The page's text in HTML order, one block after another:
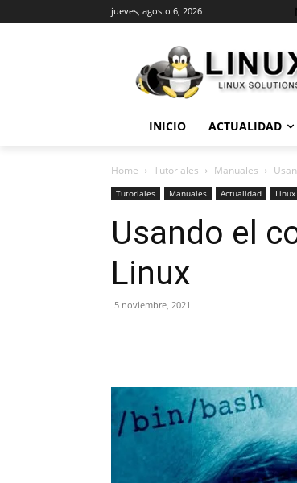
jueves, agosto 6, 2026
INICIO ACTUALIDAD
Home Tutoriales Manuales
Tutoriales Manuales Actualidad Linux
Usando el
Linux
5 noviembre, 2021